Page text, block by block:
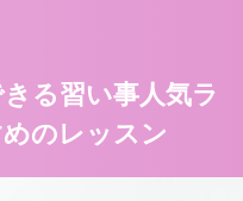
る習い事人気ラ
のレッスン